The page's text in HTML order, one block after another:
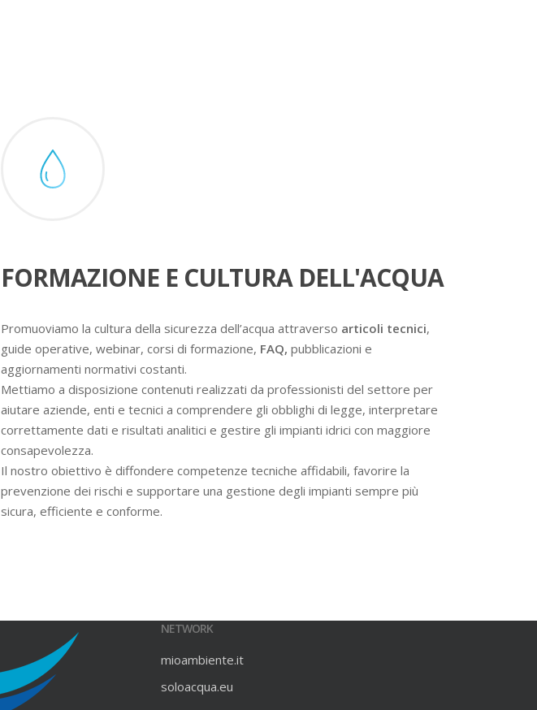
FORMAZIONE E CULTURA DELL'ACQUA
Promuoviamo la cultura della sicurezza dell’acqua attraverso articoli tecnici,
guide operative, webinar, corsi di formazione, FAQ, pubblicazioni e
aggiornamenti normativi costanti.
Mettiamo a disposizione contenuti realizzati da professionisti del settore per
aiutare aziende, enti e tecnici a comprendere gli obblighi di legge, interpretare
correttamente dati e risultati analitici e gestire gli impianti idrici con maggiore
consapevolezza.
Il nostro obiettivo è diffondere competenze tecniche affidabili, favorire la
prevenzione dei rischi e supportare una gestione degli impianti sempre più
sicura, efficiente e conforme.
NETWORK
mioambiente.it
soloacqua.eu